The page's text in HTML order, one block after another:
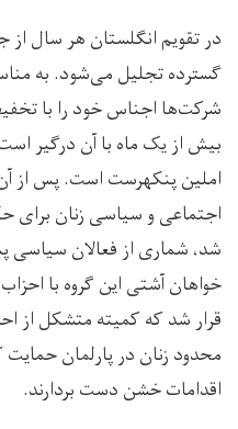
گسترده تجلیل می‌شود. به
شرکت‌ها اجناس خود را با
بیش‌ از یک‌ ماه با آن درگیر
املین پنکهرست است. پس از
اجتماعی و سیاسی زنان
خواهان آشتی این گروه با
قرار شد که کمیته متشکل از
محدود زنان در پارلمان
اقدامات خشن دست بردارند.